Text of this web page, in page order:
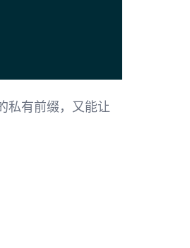
私有前缀，又能让